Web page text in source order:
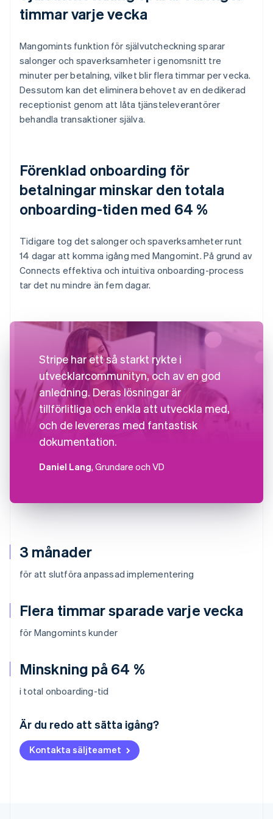
3 månader
för att slutföra anpassad implementering
Flera timmar sparade varje vecka
för Mangomints kunder
Minskning på 64 %
i total onboarding-tid
Är du redo att sätta igång?
Kontakta säljteamet
timmar varje vecka
Mangomints funktion för självutcheckning sparar
salonger och spaverksamheter i genomsnitt tre
minuter per betalning, vilket blir flera timmar per vecka.
Dessutom kan det eliminera behovet av en dedikerad
receptionist genom att låta tjänsteleverantörer
behandla transaktioner själva.
Förenklad onboarding för
betalningar minskar den totala
onboarding-tiden med 64 %
Tidigare tog det salonger och spaverksamheter runt
14 dagar att komma igång med Mangomint. På grund av
Connects effektiva och intuitiva onboarding-process
tar det nu mindre än fem dagar.
Stripe har ett så starkt rykte i
utvecklarcommunityn, och av en god
anledning. Deras lösningar är
tillförlitliga och enkla att utveckla med,
och de levereras med fantastisk
dokumentation.
Daniel Lang, Grundare och VD
Belgien
NederlandsFrançaisDeutsch
Brasilien
PortuguêsEnglish